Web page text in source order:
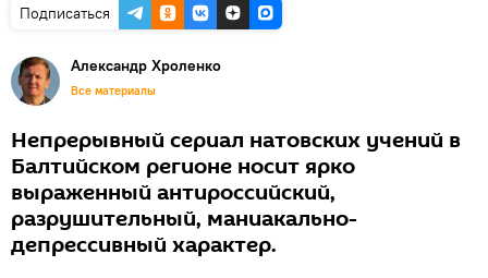
Подписаться
Александр Хроленко
Все материалы
Непрерывный сериал натовских учений в
Балтийском регионе носит ярко
выраженный антироссийский,
разрушительный, маниакально-
депрессивный характер.